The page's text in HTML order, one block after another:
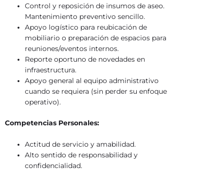
Control y reposición de insumos de aseo.
Mantenimiento preventivo sencillo.
Apoyo logístico para reubicación de
mobiliario o preparación de espacios para
reuniones/eventos internos.
Reporte oportuno de novedades en
infraestructura.
Apoyo general al equipo administrativo
cuando se requiera (sin perder su enfoque
operativo).
Competencias Personales:
Actitud de servicio y amabilidad.
Alto sentido de responsabilidad y
confidencialidad.